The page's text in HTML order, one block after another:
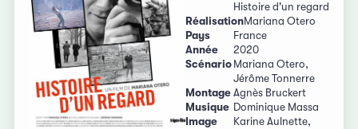
Histoire d'un regard
RéalisationMariana Otero
Pays
France
Année
2020
Scénario Mariana Otero,
Jérôme Tonnerre
Montage Agnès Bruckert
Musique Dominique Massa
Image
Karine Aulnette,